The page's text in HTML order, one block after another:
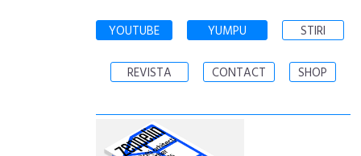
YOUTUBE YUMPU STIRI
REVISTA CONTACT SHOP